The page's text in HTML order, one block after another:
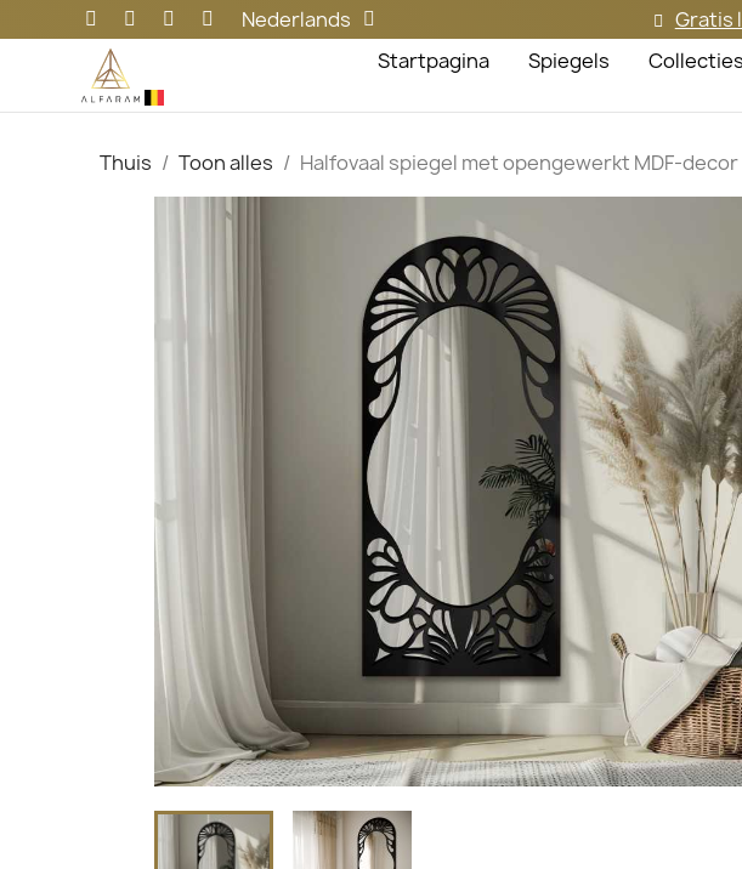
Nederlands Gratis
Startpagina
Spiegels Collecties
Thuis Toon alles Halfovaal spiegel met opengewerkt MDF-decor